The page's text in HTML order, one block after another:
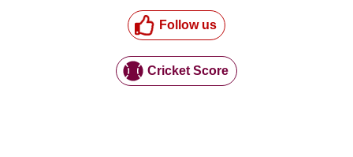
Follow us
Cricket Score